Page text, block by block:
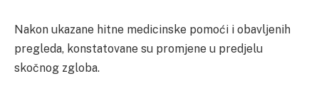
Nakon ukazane hitne medicinske pomoći i obavljenih
pregleda, konstatovane su promjene u predjelu
skočnog zgloba.